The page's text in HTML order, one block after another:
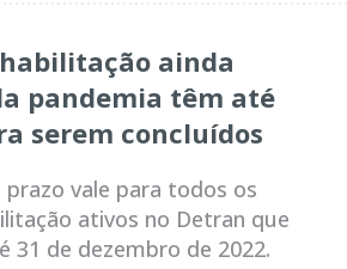
habilitação ainda
pandemia têm até
serem concluídos
vale para todos os
ativos no Detran que
31 de dezembro de 2022.